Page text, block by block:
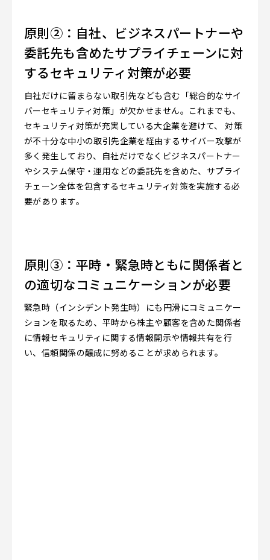
原則②：自社、ビジネスパートナーや
委託先も含めたサプライチェーンに対
するセキュリティ対策が必要
自社だけに留まらない取引先なども含む「総合的なサイ
バーセキュリティ対策」が欠かせません。これまでも、
セキュリティ対策が充実している大企業を避けて、 対策
が不十分な中小の取引先企業を経由するサイバー攻撃が
多く発生しており、自社だけでなくビジネスパートナー
やシステム保守・運用などの委託先を含めた、サプライ
チェーン全体を包含するセキュリティ対策を実施する必
要があります。
原則③：平時・緊急時ともに関係者と
の適切なコミュニケーションが必要
緊急時（インシデント発生時）にも円滑にコミュニケー
ションを取るため、平時から株主や顧客を含めた関係者
に情報セキュリティに関する情報開示や情報共有を行
い、信頼関係の醸成に努めることが求められます。